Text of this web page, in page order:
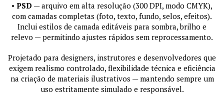
• PSD — arquivo em alta resolução (300 DPI, modo CMYK),
com camadas completas (foto, texto, fundo, selos, efeitos).
Inclui estilos de camada editáveis para sombra, brilho e
relevo — permitindo ajustes rápidos sem reprocessamento.
Projetado para designers, instrutores e desenvolvedores que
exigem realismo controlado, flexibilidade técnica e eficiência
na criação de materiais ilustrativos — mantendo sempre um
uso estritamente simulado e responsável.